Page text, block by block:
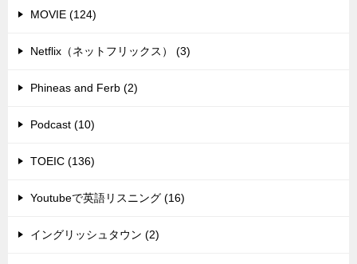
MOVIE (124)
Netflix（ネットフリックス） (3)
Phineas and Ferb (2)
Podcast (10)
TOEIC (136)
Youtubeで英語リスニング (16)
イングリッシュタウン (2)